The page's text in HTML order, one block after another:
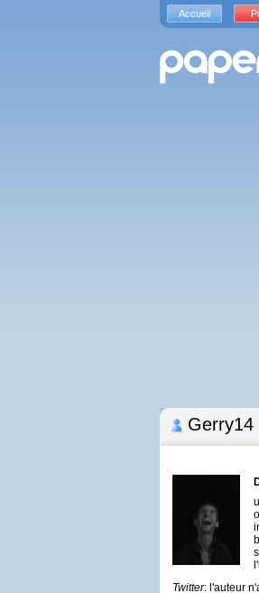
Gerry14
Twitter: l'auteur
Accueil